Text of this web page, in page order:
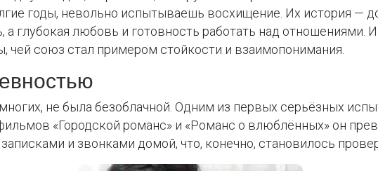
годы, невольно испытываешь восхищение. Их история —
глубокая любовь и готовность работать над отношениями.
чей союз стал примером стойкости и взаимопонимания.
не была безоблачной. Одним из первых серьёзных
«Городской романс» и «Романс о влюблённых» он
и звонками домой, что, конечно, становилось